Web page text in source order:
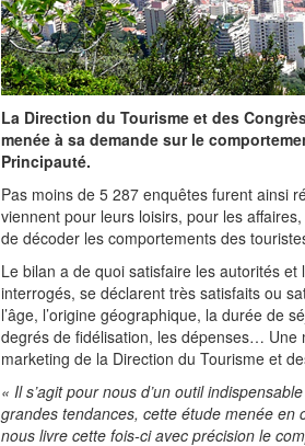
La Direction du Tourisme et des
menée à sa demande sur le
Principauté.
Pas moins de 5 287 enquêtes furent ainsi
viennent pour leurs loisirs, pour les
de décoder les comportements des
Le bilan a de quoi satisfaire les autorités
interrogés, se déclarent très satisfaits ou
l’âge, l’origine géographique, la durée de
degrés de fidélisation, les dépenses… Une
marketing de la Direction du Tourisme et
« Il s’agit pour nous d’un outil
grandes tendances, cette étude menée en
nous livre cette fois-ci avec précision le